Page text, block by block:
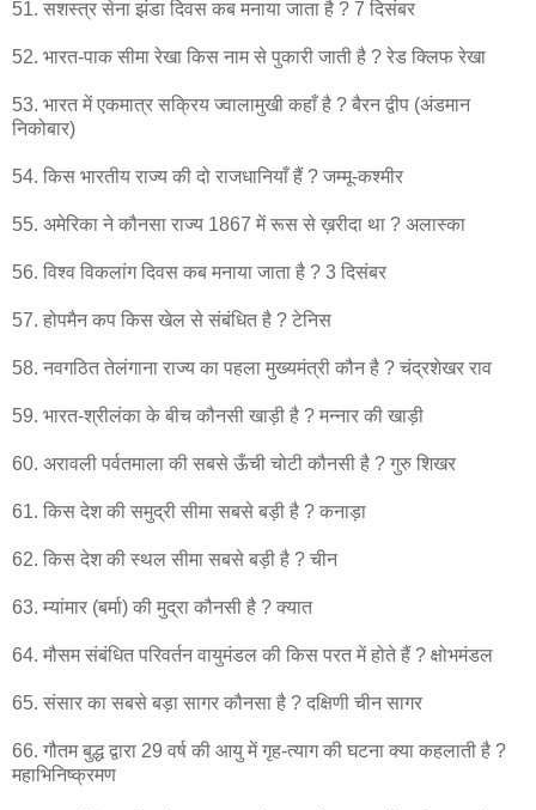
51. सशस्त्र सेना झंडा दिवस कब मनाया जाता है ? 7 दिसंबर
52. भारत-पाक सीमा रेखा किस नाम से पुकारी जाती है ? रेड क्लिफ रेखा
53. भारत में एकमात्र सक्रिय ज्वालामुखी कहाँ है ? बैरन द्वीप (अंडमान
निकोबार)
54. किस भारतीय राज्य की दो राजधानियाँ हैं ? जम्मू-कश्मीर
55. अमेरिका ने कौनसा राज्य 1867 में रूस से ख़रीदा था ? अलास्का
56. विश्व विकलांग दिवस कब मनाया जाता है ? 3 दिसंबर
57. होपमैन कप किस खेल से संबंधित है ? टेनिस
58. नवगठित तेलंगाना राज्य का पहला मुख्यमंत्री कौन है ? चंद्रशेखर राव
59. भारत-श्रीलंका के बीच कौनसी खाड़ी है ? मन्नार की खाड़ी
60. अरावली पर्वतमाला की सबसे ऊँची चोटी कौनसी है ? गुरु शिखर
61. किस देश की समुद्री सीमा सबसे बड़ी है ? कनाड़ा
62. किस देश की स्थल सीमा सबसे बड़ी है ? चीन
63. म्यांमार (बर्मा) की मुद्रा कौनसी है ? क्यात
64. मौसम संबंधित परिवर्तन वायुमंडल की किस परत में होते हैं ? क्षोभमंडल
65. संसार का सबसे बड़ा सागर कौनसा है ? दक्षिणी चीन सागर
66. गौतम बुद्ध द्वारा 29 वर्ष की आयु में गृह-त्याग की घटना क्या कहलाती है ?
महाभिनिष्क्रमण